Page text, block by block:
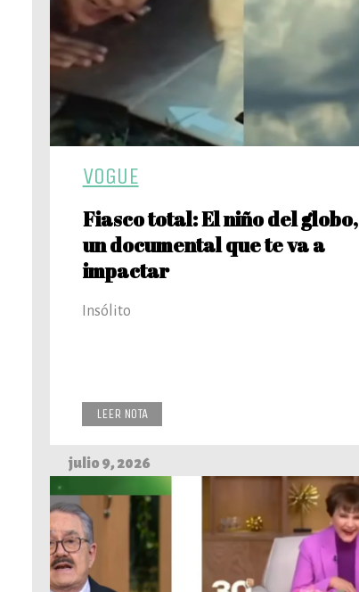
VOGUE
Fiasco total: El niño del globo,
un documental que te va a
impactar
Insólito
LEER NOTA
julio 9, 2026